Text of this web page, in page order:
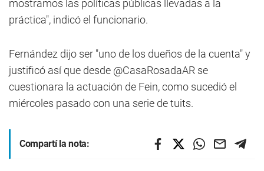
mostramos las políticas públicas llevadas a la
práctica", indicó el funcionario.
Fernández dijo ser "uno de los dueños de la cuenta" y
justificó así que desde @CasaRosadaAR se
cuestionara la actuación de Fein, como sucedió el
miércoles pasado con una serie de tuits.
Compartí la nota: